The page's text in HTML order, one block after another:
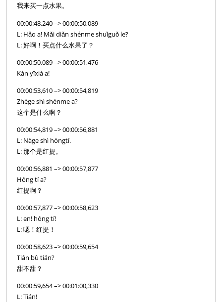
我来买一点水果。
00:00:48,240 –> 00:00:50,089
L: Hǎo a! Mǎi diǎn shénme shuǐguǒ le?
L: 好啊！买点什么水果了？
00:00:50,089 –> 00:00:51,476
Kàn yīxià a!
00:00:53,610 –> 00:00:54,819
Zhège shì shénme a?
这个是什么啊？
00:00:54,819 –> 00:00:56,881
L: Nàge shì hóngtí.
L: 那个是红提。
00:00:56,881 –> 00:00:57,877
Hóng tí a?
红提啊？
00:00:57,877 –> 00:00:58,623
L: en! hóng tí!
L: 嗯！红提！
00:00:58,623 –> 00:00:59,654
Tián bù tián?
甜不甜？
00:00:59,654 –> 00:01:00,330
L: Tián!